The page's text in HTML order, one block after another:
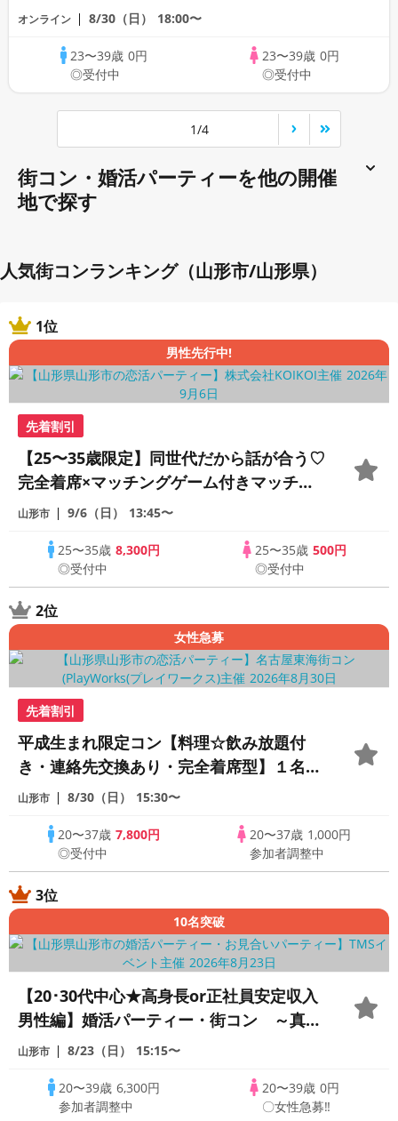
オンライン 8/30（日） 18:00〜
23〜39歳0円
◎受付中
23〜39歳 0円
◎受付中
1/4
街コン・婚活パーティーを他の開催
地で探す
人気街コンランキング（山形市/山形県）
1位
男性先行中!
先着割引
【25〜35歳限定】同世代だから話が合う♡
完全着席×マッチングゲーム付きマッチン
グコン
山形市 9/6（日） 13:45〜
25〜35歳8,300円
◎受付中
25〜35歳 500円
◎受付中
2位
女性急募
先着割引
平成生まれ限定コン【料理☆飲み放題付
き・連絡先交換あり・完全着席型】１名参
加多数・初参加も大歓迎☆
山形市 8/30（日） 15:30〜
20〜37歳7,800円
◎受付中
20〜37歳 1,000円
参加者調整中
3位
10名突破
【20･30代中心★高身長or正社員安定収入
男性編】婚活パーティー・街コン ～真剣
な出会い～
山形市 8/23（日） 15:15〜
20〜39歳 6,300円
参加者調整中
20〜39歳 0円
〇女性急募‼